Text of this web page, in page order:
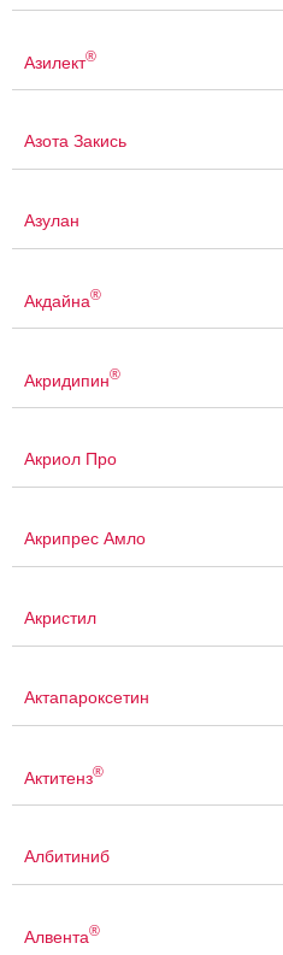
Азилект®
Азота Закись
Азулан
Акдайна®
Акридипин®
Акриол Про
Акрипрес Амло
Акристил
Актапароксетин
Актитенз®
Албитиниб
Алвента®